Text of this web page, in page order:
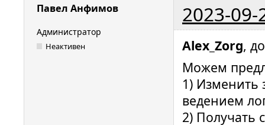
Павел Анфимов 2023-09-
Администратор
Неактивен Alex_Zorg,
Можем
1) Изменить
ведением
2) Получать